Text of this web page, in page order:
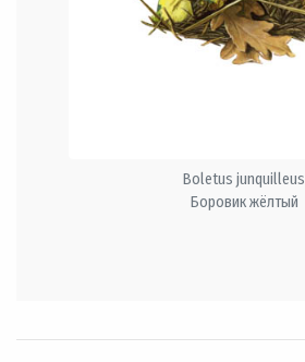
Boletus junquilleus
Боровик жёлтый